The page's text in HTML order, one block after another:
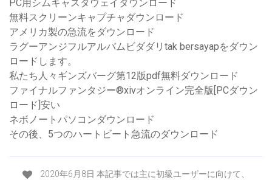
PC用シムキャスタウェイダウンロード
無料スクリーンキャプチャダウンロード
アメリカ製の急流をダウンロード
ラグーアンジフルアルバムビダダリtak bersayapをダウン
ロードします。
私たち人々ギンズバーグ第12版pdf無料ダウンロード
ファイナルファンタジー®xivオンライン完全版[PCダウン
ロード]安い
ネボノートパソコンダウンロード
その後、5つのハートビート急流のダウンロード
2020年6月8日 本記事では主に初級ユーザーに向けて、